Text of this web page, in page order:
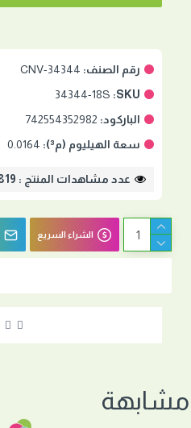
رقم الصنف: CNV-34344
SKU:
34344-18S
الباركود: 742554352982
سعة الهيليوم (م³):
0.0164
عدد مشاهدات المنتج : 2819
الشراء السريع
مشابهة